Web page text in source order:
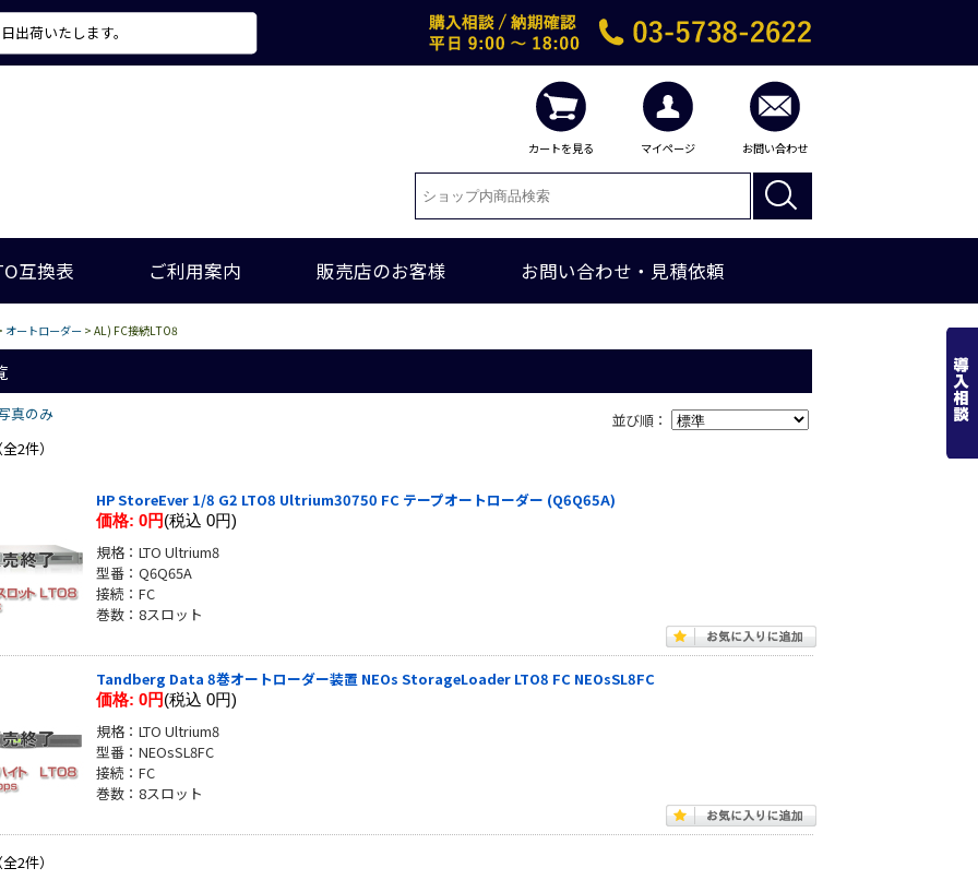
出荷いたします。
カートを見る マイページ お問い合わせ
互換表 ご利用案内 販売店のお客様 お問い合わせ・見積依頼
オートローダー > AL) FC接続LTO8
並び順：
真のみ
2件）
HP StoreEver 1/8 G2 LTO8 Ultrium30750 FC テープオートローダー (Q6Q65A)
価格: 0円(税込 0円)
規格：LTO Ultrium8
型番：Q6Q65A
接続：FC
巻数：8スロット
Tandberg Data 8巻オートローダー装置 NEOs StorageLoader LTO8 FC NEOsSL8FC
価格: 0円(税込 0円)
規格：LTO Ultrium8
型番：NEOsSL8FC
接続：FC
巻数：8スロット
2件）